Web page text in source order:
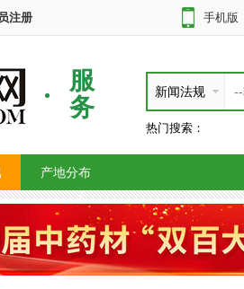
注册 手机版
服
务
新闻法规
热门搜索：
产地分布